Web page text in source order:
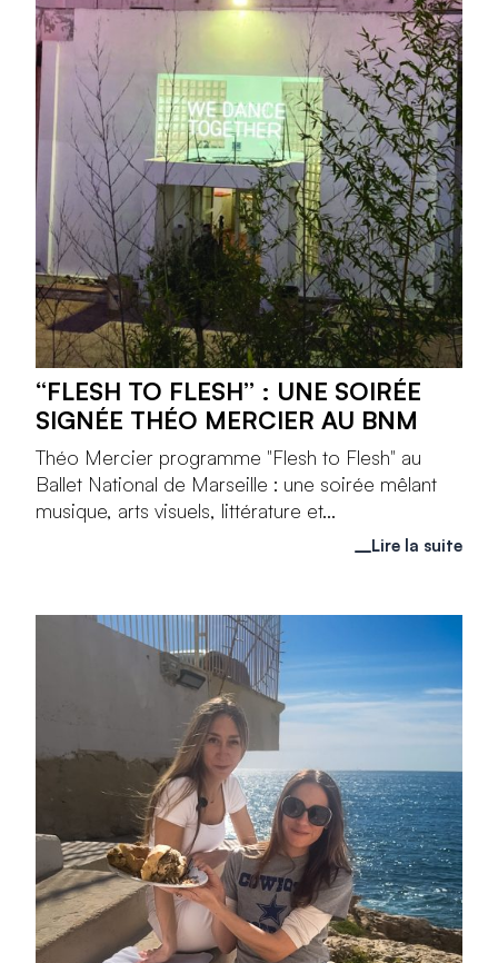
“FLESH TO FLESH” : UNE SOIRÉE
SIGNÉE THÉO MERCIER AU BNM
Théo Mercier programme "Flesh to Flesh" au
Ballet National de Marseille : une soirée mêlant
musique, arts visuels, littérature et...
Lire la suite